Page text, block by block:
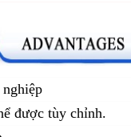
được tùy chỉnh.